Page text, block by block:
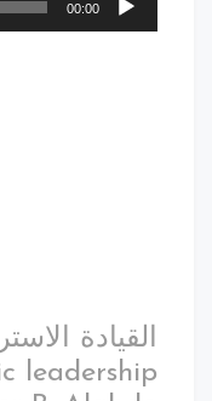
00:00
القيادة
leadership